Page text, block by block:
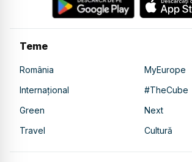
Teme
România
MyEurope
Internațional
#TheCube
Green
Next
Travel
Cultură